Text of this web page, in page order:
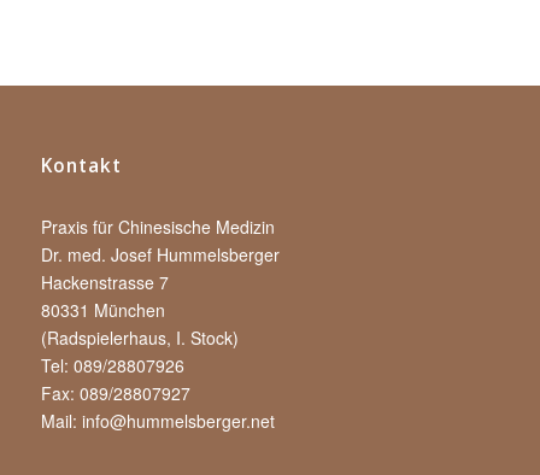
Kontakt
Praxis für Chinesische Medizin
Dr. med. Josef Hummelsberger
Hackenstrasse 7
80331 München
(Radspielerhaus, I. Stock)
Tel: 089/28807926
Fax: 089/28807927
Mail: info@hummelsberger.net